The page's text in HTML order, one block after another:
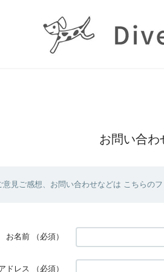
お問い合わ
見ご感想、お問い合わせなどは こちらの
お名前 （必須）
ドレス （必須）